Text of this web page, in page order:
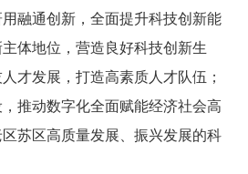
融通创新，全面提升科技创新能
体地位，营造良好科技创新生
才发展，打造高素质人才队伍；
推动数字化全面赋能经济社会高
苏区高质量发展、振兴发展的科